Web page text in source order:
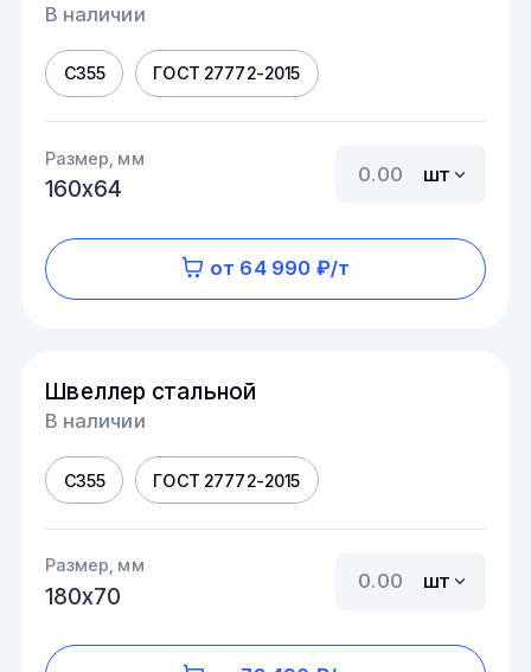
В наличии
С355 ГОСТ 27772-2015
Размер, мм
160х64
шт
от 64 990 ₽/т
Швеллер стальной
В наличии
С355 ГОСТ 27772-2015
Размер, мм
180х70
шт